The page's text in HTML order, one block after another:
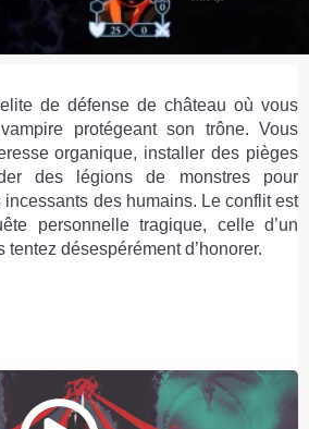
de défense de château où vous
protégeant son trône. Vous
organique, installer des pièges
des légions de monstres pour
des humains. Le conflit est
personnelle tragique, celle d’un
désespérément d’honorer.